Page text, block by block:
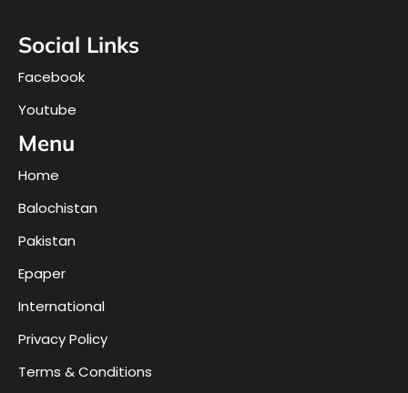
Social Links
Facebook
Youtube
Menu
Home
Balochistan
Pakistan
Epaper
International
Privacy Policy
Terms & Conditions